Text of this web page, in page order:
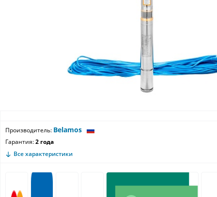
Производитель: Belamos
Гарантия:2 года
Все характеристики